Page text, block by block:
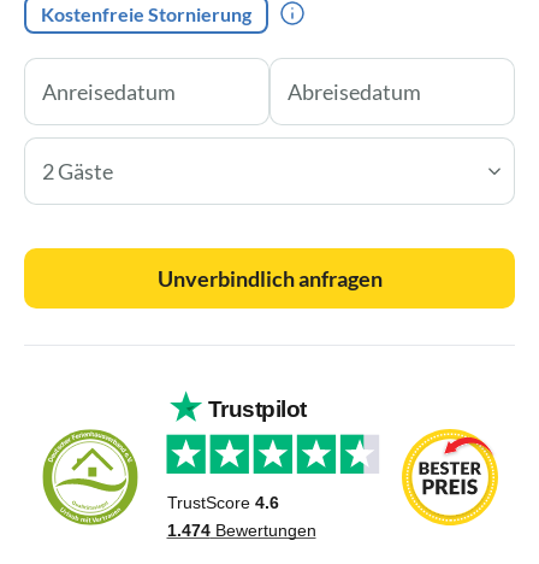
Kostenfreie Stornierung
2 Gäste
Unverbindlich anfragen